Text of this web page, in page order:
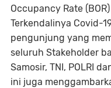
Occupancy Rate (BOR)
Terkendalinya Covid-
pengunjung yang
seluruh Stakeholder
Samosir, TNI, POLRI
ini juga